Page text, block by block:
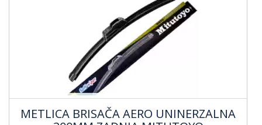
METLICA BRISAČA AERO UNINERZALNA